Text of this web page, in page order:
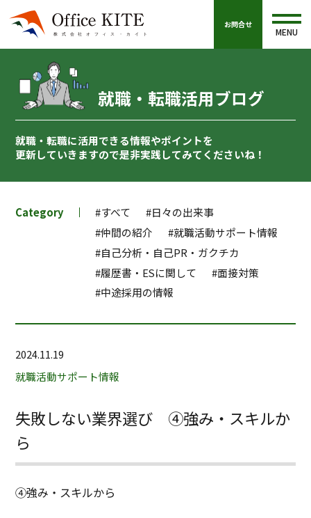
お問合せ
MENU
就職・転職活用ブログ
就職・転職に活用できる情報やポイントを
更新していきますので是非実践してみてくださいね！
Category #すべて
#日々の出来事
#仲間の紹介
#就職活動サポート情報
#自己分析・自己PR・ガクチカ
#履歴書・ESに関して
#面接対策
#中途採用の情報
2024.11.19
就職活動サポート情報
失敗しない業界選び ④強み・スキルか
ら
④強み・スキルから